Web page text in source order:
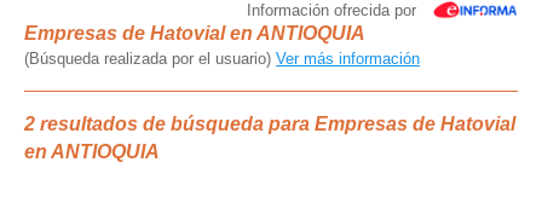
Información ofrecida por
Empresas de Hatovial en ANTIOQUIA
(Búsqueda realizada por el usuario) Ver más información
2 resultados de búsqueda para Empresas de Hatovial
en ANTIOQUIA